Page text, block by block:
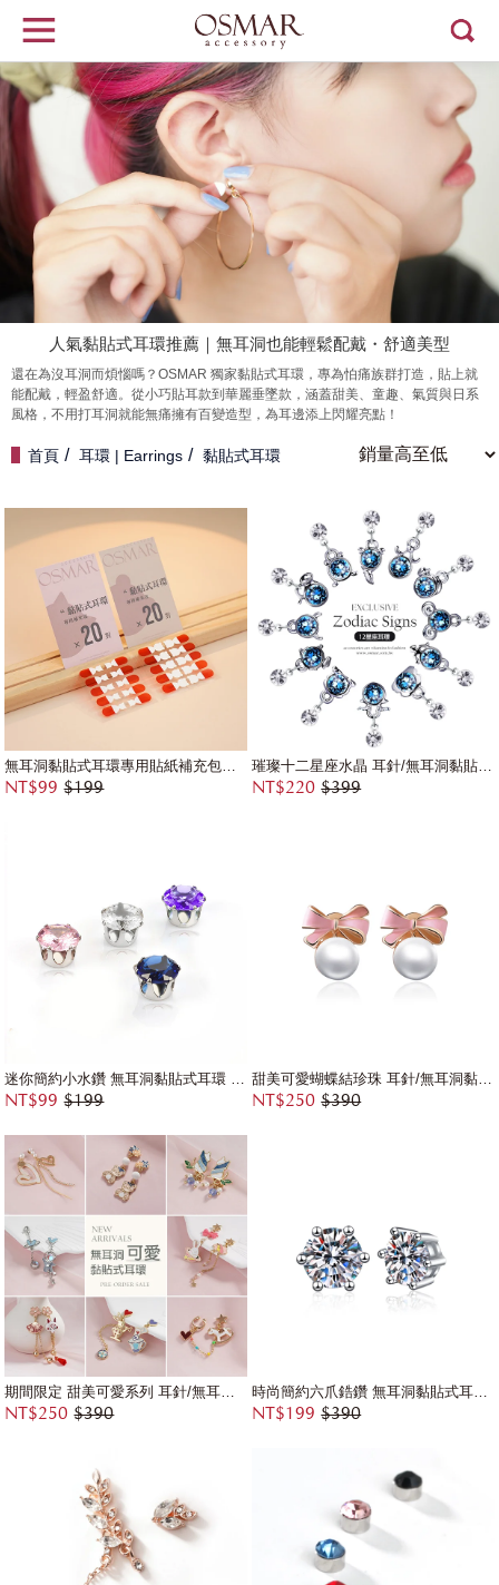
人氣黏貼式耳環推薦｜無耳洞也能輕鬆配戴・舒適美型
還在為沒耳洞而煩惱嗎？OSMAR 獨家黏貼式耳環，專為怕痛族群打造，貼上就
能配戴，輕盈舒適。從小巧貼耳款到華麗垂墜款，涵蓋甜美、童趣、氣質與日系
風格，不用打耳洞就能無痛擁有百變造型，為耳邊添上閃耀亮點！
首頁 耳環 | Earrings 黏貼式耳環
NT$99 $199 NT$220 $399
迷你簡約小水鑽 無耳洞黏貼式耳環 (4mm)
NT$99 $199
甜美可愛蝴蝶結珍珠 耳針/無耳洞黏貼式耳環
NT$250 $390
期間限定 甜美可愛系列 耳針/無耳洞黏貼式耳環
NT$250 $390
時尚簡約六爪鋯鑽 無耳洞黏貼式耳環 (7mm)
NT$199 $390